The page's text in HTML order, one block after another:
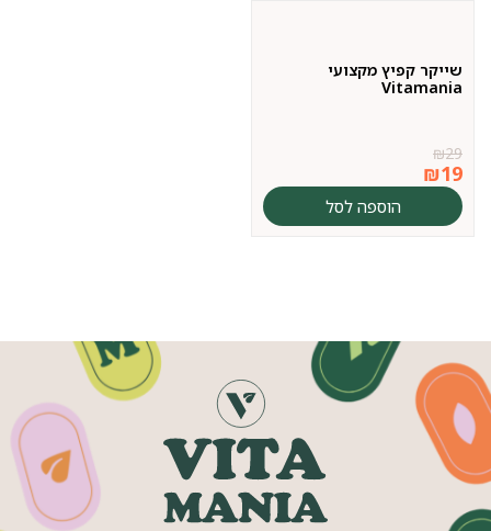
שייקר קפיץ מקצועי
Vitamania
₪29
₪19
הוספה לסל